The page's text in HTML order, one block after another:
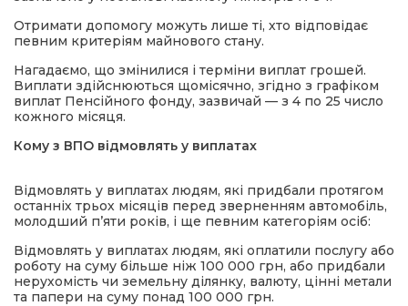
Отримати допомогу можуть лише ті, хто відповідає
певним критеріям майнового стану.
Нагадаємо, що змінилися і терміни виплат грошей.
Виплати здійснюються щомісячно, згідно з графіком
виплат Пенсійного фонду, зазвичай — з 4 по 25 число
кожного місяця.
Кому з ВПО відмовлять у виплатах
Відмовлять у виплатах людям, які придбали протягом
останніх трьох місяців перед зверненням автомобіль,
молодший п’яти років, і ще певним категоріям осіб:
Відмовлять у виплатах людям, які оплатили послугу або
роботу на суму більше ніж 100 000 грн, або придбали
нерухомість чи земельну ділянку, валюту, цінні метали
та папери на суму понад 100 000 грн.